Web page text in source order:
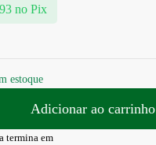
no Pix
estoque
Adicionar ao carrinho
termina em